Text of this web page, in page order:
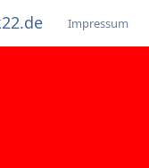
Impressum